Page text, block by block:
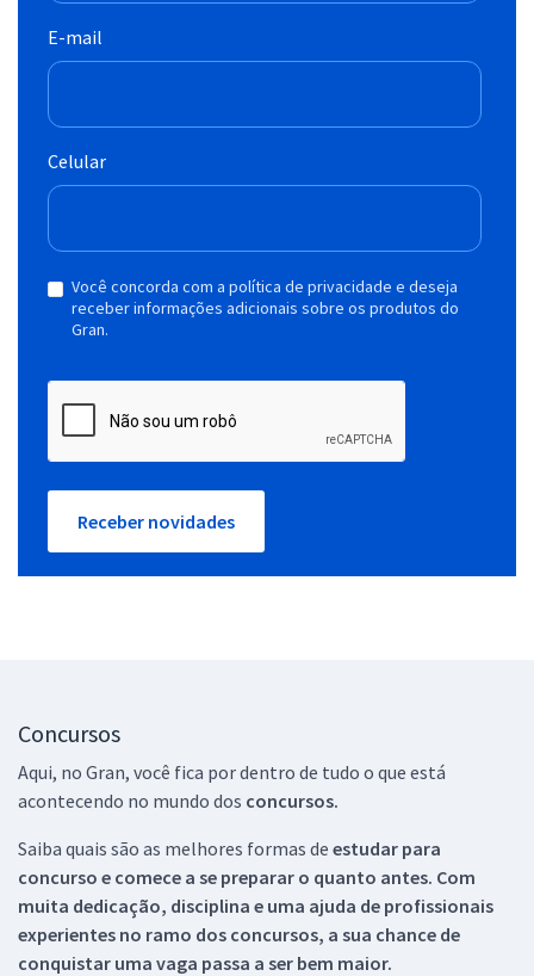
E-mail
Celular
Você concorda com a política de privacidade e deseja
receber informações adicionais sobre os produtos do
Gran.
Receber novidades
Concursos
Aqui, no Gran, você fica por dentro de tudo o que está
acontecendo no mundo dos concursos.
Saiba quais são as melhores formas de estudar para
concurso e comece a se preparar o quanto antes. Com
muita dedicação, disciplina e uma ajuda de profissionais
experientes no ramo dos concursos, a sua chance de
conquistar uma vaga passa a ser bem maior.